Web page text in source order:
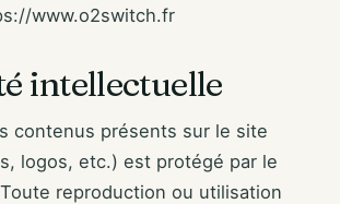
www.o2switch.fr
intellectuelle
contenus présents sur le site
logos, etc.) est protégé par le
reproduction ou utilisation